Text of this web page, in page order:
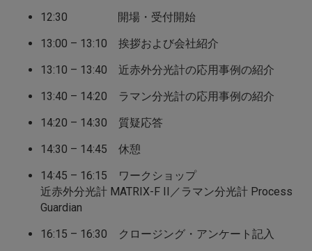
12:30 開場・受付開始
13:00 – 13:10 挨拶および会社紹介
13:10 – 13:40 近赤外分光計の応用事例の紹介
13:40 – 14:20 ラマン分光計の応用事例の紹介
14:20 – 14:30 質疑応答
14:30 – 14:45 休憩
14:45 – 16:15 ワークショップ
近赤外分光計 MATRIX-F II／ラマン分光計 Process
Guardian
16:15 – 16:30 クロージング・アンケート記入